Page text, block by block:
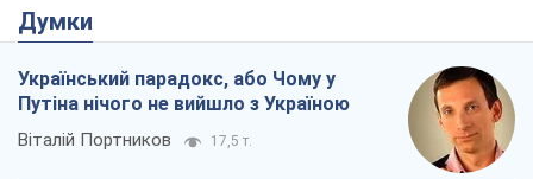
Думки
Український парадокс, або Чому у
Путіна нічого не вийшло з Україною
Віталій Портников 17,5 т.